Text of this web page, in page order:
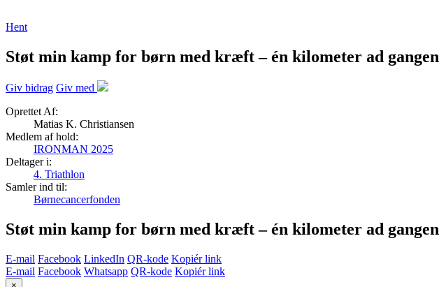
Hent
Støt min kamp for børn med kræft – én kilometer ad gangen
Giv bidrag Giv med
Oprettet Af:
Matias K. Christiansen
Medlem af hold:
IRONMAN 2025
Deltager i:
4. Triathlon
Samler ind til:
Børnecancerfonden
Støt min kamp for børn med kræft – én kilometer ad gangen
E-mail Facebook LinkedIn QR-kode Kopiér link
E-mail Facebook Whatsapp QR-kode Kopiér link